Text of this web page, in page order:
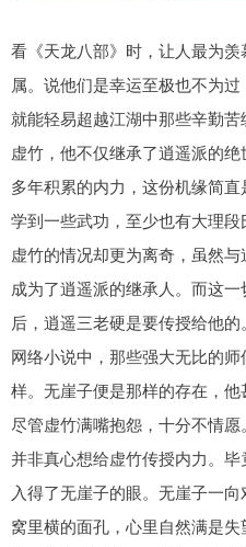
看《天龙八部》时，让人最为
属。说他们是幸运至极也不为
就能轻易超越江湖中那些辛勤
虚竹，他不仅继承了逍遥派的
多年积累的内力，这份机缘简
学到一些武功，至少也有大理
虚竹的情况却更为离奇，虽然
成为了逍遥派的继承人。而这
后，逍遥三老硬是要传授给他
网络小说中，那些强大无比的
样。无崖子便是那样的存在，
尽管虚竹满嘴抱怨，十分不情
并非真心想给虚竹传授内力。
入得了无崖子的眼。无崖子一
窝里横的面孔，心里自然满是